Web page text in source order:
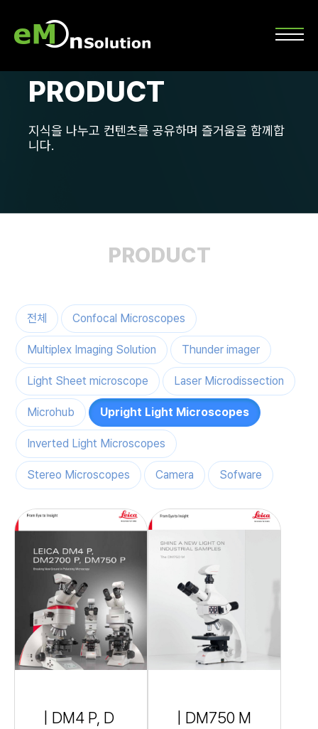
PRODUCT
지식을 나누고 컨텐츠를 공유하며 즐거움을 함께합
니다.
PRODUCT
전체 Confocal Microscopes
Multiplex Imaging Solution Thunder imager
Light Sheet microscope Laser Microdissection
Microhub Upright Light Microscopes
Inverted Light Microscopes
Stereo Microscopes Camera Sofware
| DM4 P, D
| DM750 M